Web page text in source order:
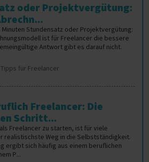
oder Projektvergütung:
Minuten Stundensatz oder Projektvergütung:
ist für Freelancer die bessere
Antwort gibt es darauf nicht.
Tipps für Freelancer
Freelancer: Die
Schritt...
Freelancer zu starten, ist für viele
realistischste Weg in die Selbstständigkeit.
ergibt sich häufig aus einem beruflichen
P...